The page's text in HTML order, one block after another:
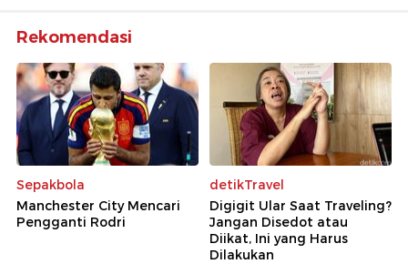
Rekomendasi
Sepakbola
Manchester City Mencari
Pengganti Rodri
detikTravel
Digigit Ular Saat Traveling?
Jangan Disedot atau
Diikat, Ini yang Harus
Dilakukan